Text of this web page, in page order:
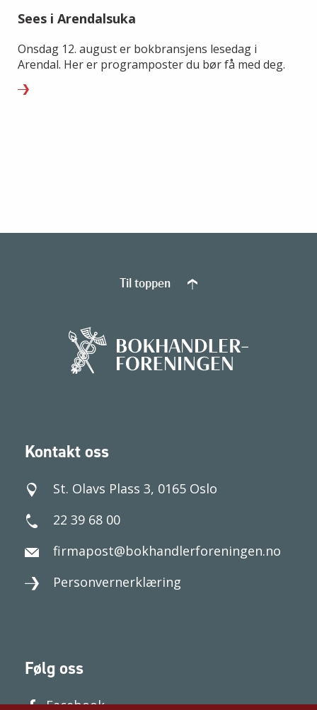
Sees i Arendalsuka
Onsdag 12. august er bokbransjens lesedag i
Arendal. Her er programposter du bør få med deg.
Kontakt oss
St. Olavs Plass 3, 0165 Oslo
22 39 68 00
firmapost@bokhandlerforeningen.no
Personvernerklæring
Følg oss
Facebook
Til toppen